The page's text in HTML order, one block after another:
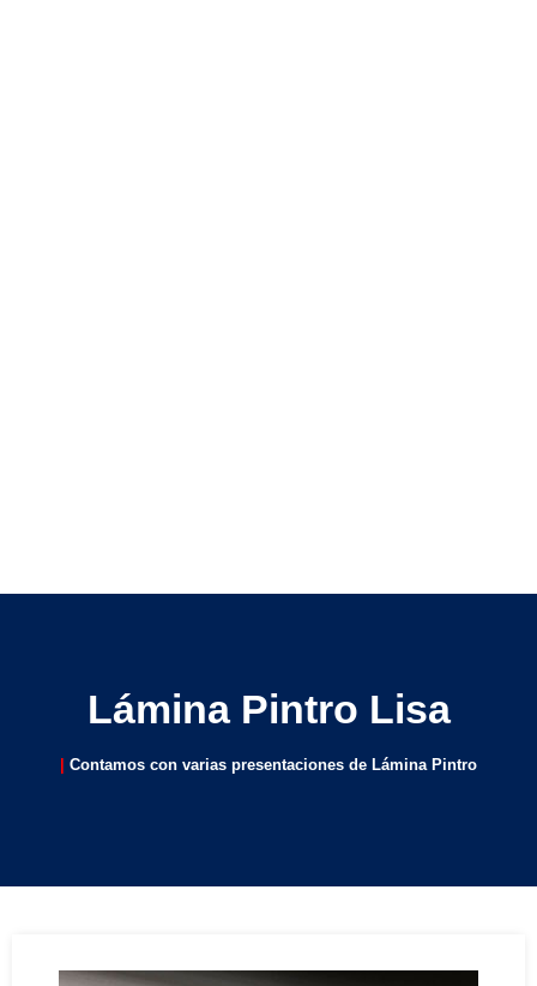
Lámina Pintro Lisa
| Contamos con varias presentaciones de Lámina Pintro